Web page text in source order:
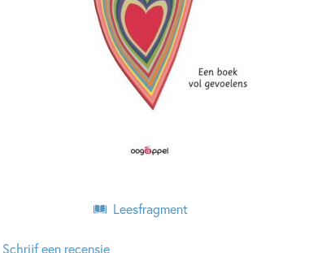
Leesfragment
Schrijf een recensie